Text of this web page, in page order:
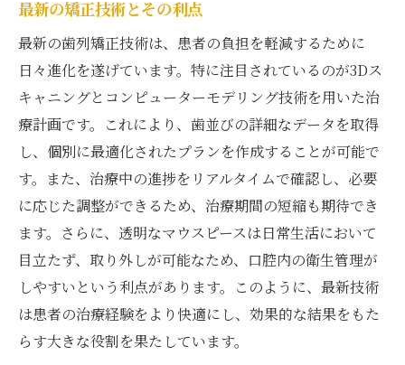
最新の矯正技術とその利点
最新の歯列矯正技術は、患者の負担を軽減するために
日々進化を遂げています。特に注目されているのが3Dス
キャニングとコンピューターモデリング技術を用いた治
療計画です。これにより、歯並びの詳細なデータを取得
し、個別に最適化されたプランを作成することが可能で
す。また、治療中の進捗をリアルタイムで確認し、必要
に応じた調整ができるため、治療期間の短縮も期待でき
ます。さらに、透明なマウスピースは日常生活において
目立たず、取り外しが可能なため、口腔内の衛生管理が
しやすいという利点があります。このように、最新技術
は患者の治療経験をより快適にし、効果的な結果をもた
らす大きな役割を果たしています。